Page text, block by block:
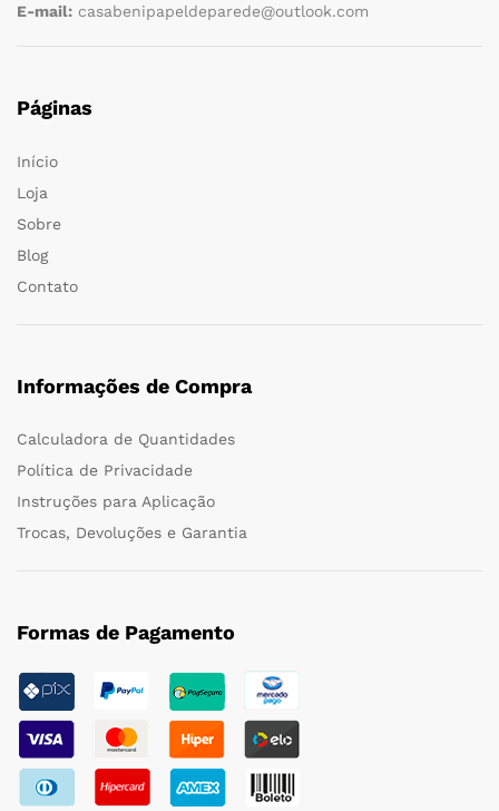
E-mail: casabenipapeldeparede@outlook.com
Páginas
Início
Loja
Sobre
Blog
Contato
Informações de Compra
Calculadora de Quantidades
Política de Privacidade
Instruções para Aplicação
Trocas, Devoluções e Garantia
Formas de Pagamento